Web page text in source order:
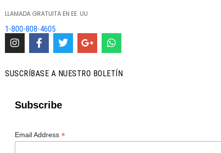
LLAMADA GRATUITA EN EE. UU
1-800-808-4605
SUSCRÍBASE A NUESTRO BOLETÍN
Subscribe
Email Address *